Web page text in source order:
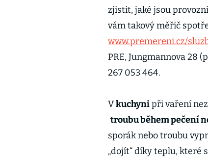
zjistit, jaké jsou
vám takový měřič
www.premereni.cz/
PRE, Jungmannova 28
267 053 464.
Vkuchynipři vaření
troubu během pečení
sporák nebo troubu
„dojít“ díky teplu, které